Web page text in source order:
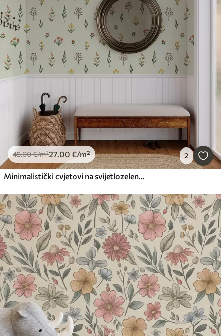
45.00€/m²27.00 €/m² 2
Minimalistički cvjetovi na svijetlozelenoj pozadini